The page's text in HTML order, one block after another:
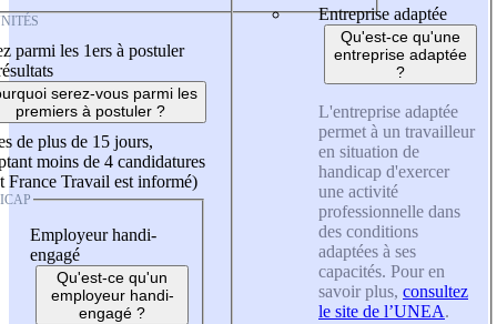
parmi les 1ers à postuler
serez-vous parmi les
premiers à postuler ?
de plus de 15 jours,
moins de 4 candidatures
France Travail est informé)
Employeur handi-
engagé
Qu'est-ce qu'un
employeur handi-
engagé ?
Entreprise adaptée
Qu'est-ce qu'une
entreprise adaptée
?
L'entreprise adaptée
permet à un travailleur
en situation de
handicap d'exercer
une activité
professionnelle dans
des conditions
adaptées à ses
capacités. Pour en
savoir plus, consultez
le site de l’UNEA.